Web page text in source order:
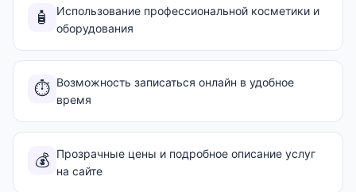
🧴
Использование профессиональной косметики и
оборудования
⏱️ Возможность записаться онлайн в удобное
время
💰 Прозрачные цены и подробное описание услуг
на сайте